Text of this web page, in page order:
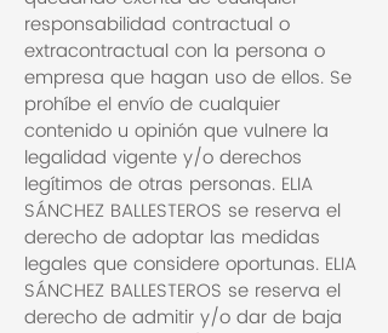
responsabilidad contractual o
extracontractual con la persona o
empresa que hagan uso de ellos. Se
prohíbe el envío de cualquier
contenido u opinión que vulnere la
legalidad vigente y/o derechos
legítimos de otras personas. ELIA
SÁNCHEZ BALLESTEROS se reserva el
derecho de adoptar las medidas
legales que considere oportunas. ELIA
SÁNCHEZ BALLESTEROS se reserva el
derecho de admitir y/o dar de baja